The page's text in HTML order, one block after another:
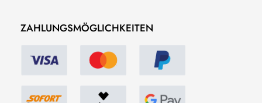
ZAHLUNGSMÖGLICHKEITEN